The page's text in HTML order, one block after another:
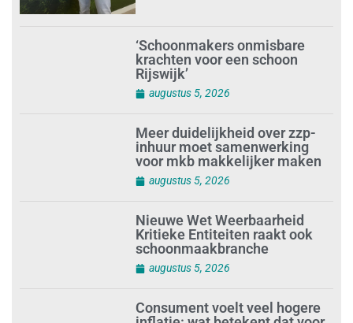
‘Schoonmakers onmisbare
krachten voor een schoon
Rijswijk’
augustus 5, 2026
Meer duidelijkheid over zzp-
inhuur moet samenwerking
voor mkb makkelijker maken
augustus 5, 2026
Nieuwe Wet Weerbaarheid
Kritieke Entiteiten raakt ook
schoonmaakbranche
augustus 5, 2026
Consument voelt veel hogere